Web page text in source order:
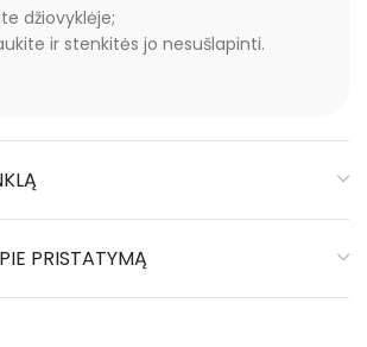
džiovyklėje;
ir stenkitės jo nesušlapinti.
PRISTATYMĄ